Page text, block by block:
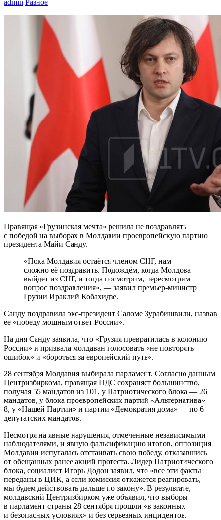
admin Разное
Правящая «Грузинская мечта» решила не поздравлять
с победой на выборах в Молдавии проевропейскую партию
президента Майи Санду.
«Пока Молдавия остаётся членом СНГ, нам
сложно её поздравить. Подождём, когда Молдова
выйдет из СНГ, и тогда посмотрим, пересмотрим
вопрос поздравления», — заявил премьер-министр
Грузии Ираклий Кобахидзе.
Санду поздравила экс-президент Саломе Зурабишвили, назвав
ее «победу мощным ответ России».
На дня Санду заявила, что «Грузия превратилась в колонию
России» и призвала молдаван голосовать «не повторять
ошибок» и «бороться за европейский путь».
28 сентября Молдавия выбирала парламент. Согласно данным
Центризбиркома, правящая ПДС сохраняет большинство,
получая 55 мандатов из 101, у Патриотического блока — 26
мандатов, у блока проевропейских партий «Альтернатива» —
8, у «Нашей Партии» и партии «Демократия дома» — по 6
депутатских мандатов.
Несмотря на явные нарушения, отмеченные независимыми
наблюдателями, и явную фальсификацию итогов, оппозиция
Молдавии испугалась отстаивать свою победу, отказавшись
от обещанных ранее акций протеста. Лидер Патриотического
блока, социалист Игорь Додон заявил, что «все эти факты
переданы в ЦИК, а если комиссия откажется реагировать,
мы будем действовать дальше по закону». В результате,
молдавский Центризбирком уже объявил, что выборы
в парламент страны 28 сентября прошли «в законных
и безопасных условиях» и без серьезных инцидентов.